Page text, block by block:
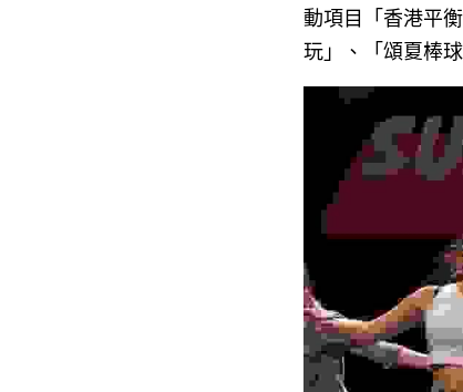
動項目「香港平
玩」、「頌夏棒